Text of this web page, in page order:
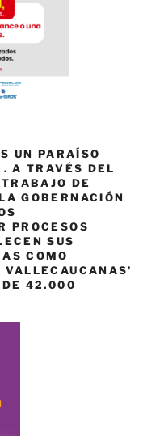
UN PARAÍSO
A TRAVÉS DEL
DE
GOBERNACIÓN
PROCESOS
SUS
COMO
DE 42.000